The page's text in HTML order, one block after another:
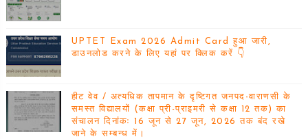
UPTET Exam 2026 Admit Card हुआ जारी,
डाउनलोड करने के लिए यहां पर क्लिक करें 👇
हीट वेव / अत्यधिक तापमान के दृष्टिगत जनपद-वाराणसी के
समस्त विद्यालयों (कक्षा प्री-प्राइमरी से कक्षा 12 तक) का
संचालन दिनांकः 16 जून से 27 जून, 2026 तक बंद रखे
जाने के सम्बन्ध में।